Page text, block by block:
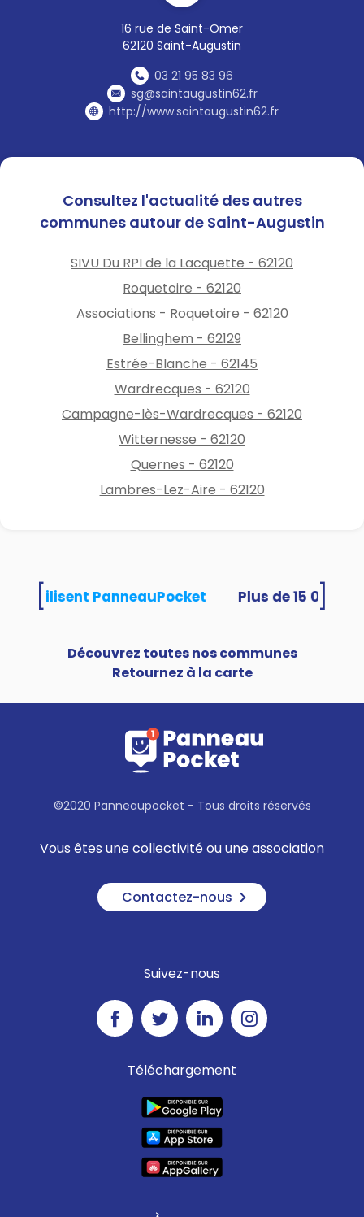
16 rue de Saint-Omer
62120 Saint-Augustin
03 21 95 83 96
sg@saintaugustin62.fr
http://www.saintaugustin62.fr
niveau orange ou rouge,
l'irrigation reste interdite
11h à 16h.
Installations industrielles
(ICPE) :
d'eau de20 %.
Économisons l'eau pour
préserver cette ressource
Consultez l'actualité des autres
communes autour de Saint-Augustin
SIVU Du RPI de la Lacquette - 62120
Roquetoire - 62120
Associations - Roquetoire - 62120
Bellinghem - 62129
Estrée-Blanche - 62145
Wardrecques - 62120
Campagne-lès-Wardrecques - 62120
Witternesse - 62120
Quernes - 62120
Lambres-Lez-Aire - 62120
utilisent PanneauPocket
Découvrez toutes nos communes
Retournez à la carte
©2020 Panneaupocket - Tous droits réservés
Vous êtes une collectivité ou une association
Contactez-nous
Suivez-nous
Téléchargement